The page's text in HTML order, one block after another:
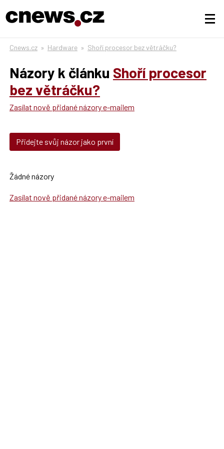
Cnews.cz » Hardware » Shoří procesor bez větráčku?
Názory k článku Shoří procesor
bez větráčku?
Zasílat nově přidané názory e-mailem
Přidejte svůj názor jako první
Žádné názory
Zasílat nově přidané názory e-mailem